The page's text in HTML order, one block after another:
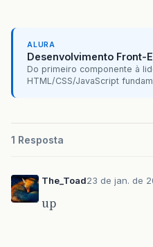
ALURA
Desenvolvimento Front-
Do primeiro componente à
HTML/CSS/JavaScript
1 Resposta
The_Toad23 de jan. de
up